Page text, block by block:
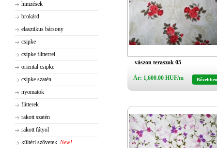
himzések
brokárd
elasztikus bársony
csipke
csipke flitterrel
oriental csipke
csipke szatén
nyomatok
flitterek
rakott szatén
rakott fátyol
kültéri szövetek New!
vászon teraszok 05
Ár: 1,600.00 HUF/m Bővebben